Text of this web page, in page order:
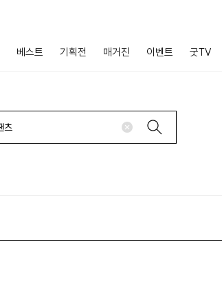
베스트 기획전 매거진 이벤트 굿TV